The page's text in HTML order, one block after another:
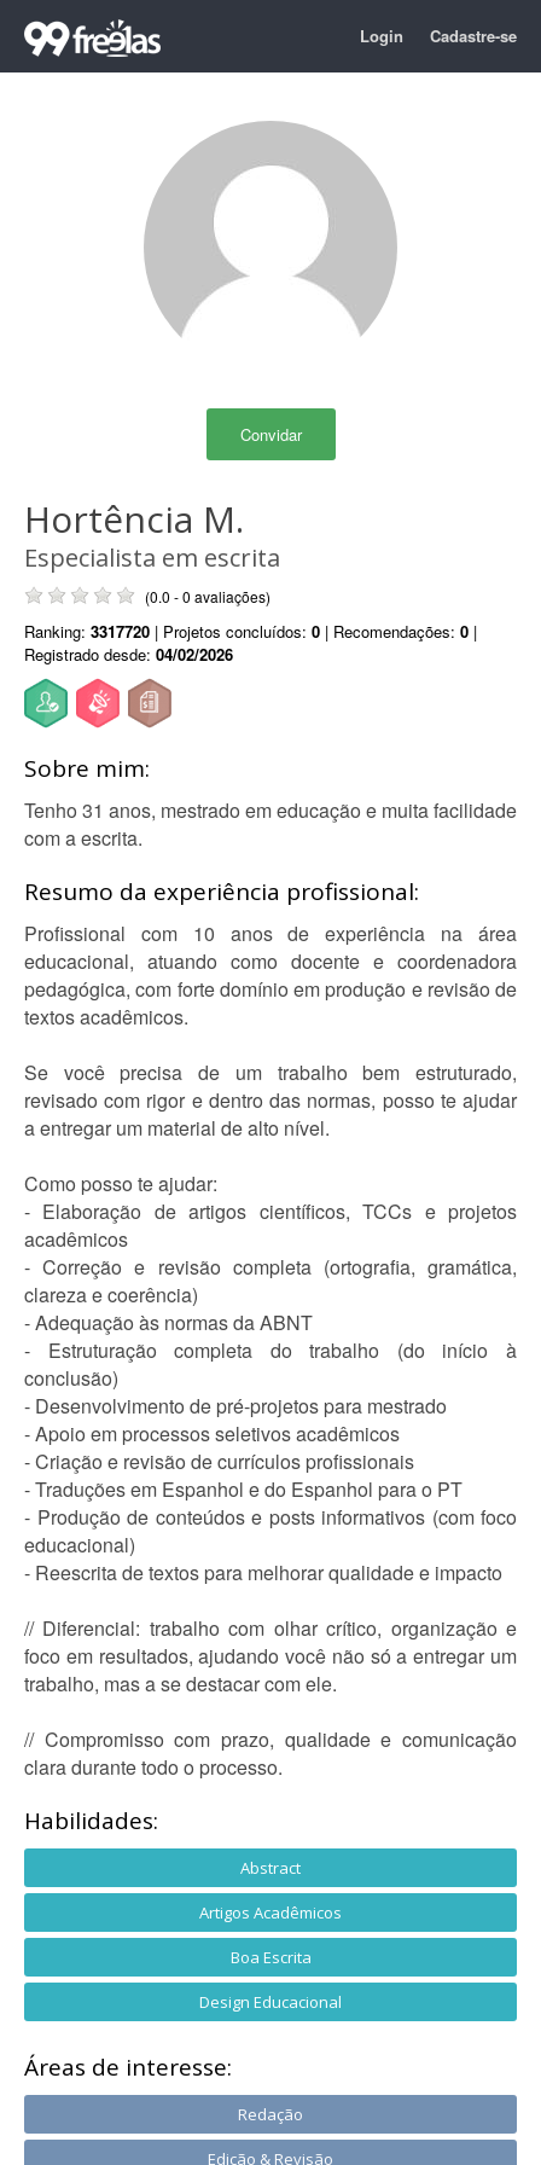
Login Cadastre-se
Convidar
Hortência M.
Especialista em escrita
(0.0 - 0 avaliações)
Ranking: 3317720 | Projetos concluídos: 0 | Recomendações: 0 |
Registrado desde: 04/02/2026
Sobre mim:
Tenho 31 anos, mestrado em educação e muita facilidade
com a escrita.
Resumo da experiência profissional:
Profissional com 10 anos de experiência na área
educacional, atuando como docente e coordenadora
pedagógica, com forte domínio em produção e revisão de
textos acadêmicos.
Se você precisa de um trabalho bem estruturado,
revisado com rigor e dentro das normas, posso te ajudar
a entregar um material de alto nível.
Como posso te ajudar:
- Elaboração de artigos científicos, TCCs e projetos
acadêmicos
- Correção e revisão completa (ortografia, gramática,
clareza e coerência)
- Adequação às normas da ABNT
- Estruturação completa do trabalho (do início à
conclusão)
- Desenvolvimento de pré-projetos para mestrado
- Apoio em processos seletivos acadêmicos
- Criação e revisão de currículos profissionais
- Traduções em Espanhol e do Espanhol para o PT
- Produção de conteúdos e posts informativos (com foco
educacional)
- Reescrita de textos para melhorar qualidade e impacto
// Diferencial: trabalho com olhar crítico, organização e
foco em resultados, ajudando você não só a entregar um
trabalho, mas a se destacar com ele.
// Compromisso com prazo, qualidade e comunicação
clara durante todo o processo.
Habilidades:
Abstract
Artigos Acadêmicos
Boa Escrita
Design Educacional
Áreas de interesse:
Redação
Edição & Revisão